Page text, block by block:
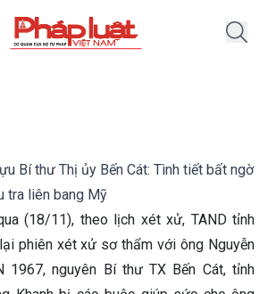
Bí thư Thị ủy Bến Cát: Tình tiết bất ngờ
tra liên bang Mỹ
(18/11), theo lịch xét xử, TAND tỉnh